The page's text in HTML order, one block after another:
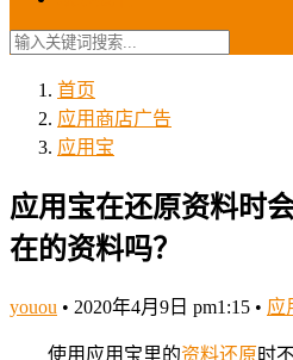
首页
应用商店广告
应用宝
应用宝在还原资料时
在的资料吗？
youou • 2020年4月9日 pm1:15 • 应
使用应用宝里的资料还原时